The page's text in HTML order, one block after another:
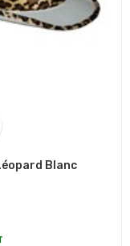
Blanc